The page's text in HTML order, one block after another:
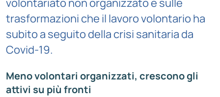
volontariato non organizzato e sulle
trasformazioni che il lavoro volontario ha
subito a seguito della crisi sanitaria da
Covid-19.
Meno volontari organizzati, crescono gli
attivi su più fronti